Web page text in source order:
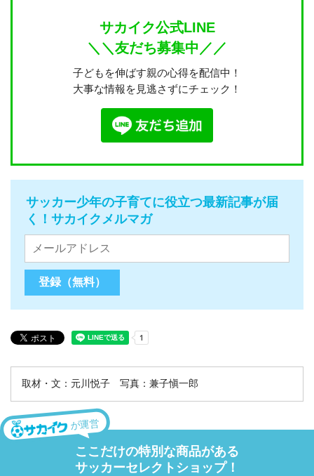
サカイク公式LINE
＼＼友だち募集中／／
子どもを伸ばす親の心得を配信中！
大事な情報を見逃さずにチェック！
サッカー少年の子育てに役立つ最新記事が届
く！サカイクメルマガ
取材・文：元川悦子 写真：兼子愼一郎
が運営
ここだけの特別な商品がある
サッカーセレクトショップ！